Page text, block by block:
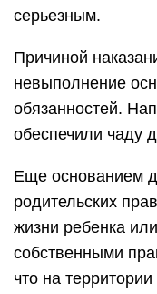
серьезным.
Причиной
невыполнение
обязанностей.
обеспечили чаду
Еще основанием
родительских
жизни ребенка
собственными
что на